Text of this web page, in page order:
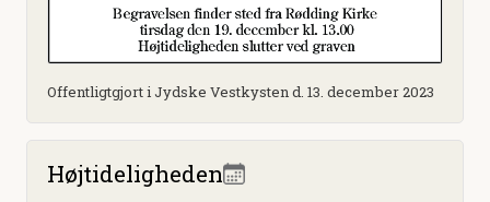
Offentligtgjort i Jydske Vestkysten d. 13. december 2023
Højtideligheden